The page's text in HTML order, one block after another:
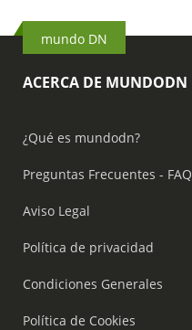
mundo DN
ACERCA DE MUNDODN
¿Qué es mundodn?
Preguntas Frecuentes - FAQ
Aviso Legal
Política de privacidad
Condiciones Generales
Política de Cookies